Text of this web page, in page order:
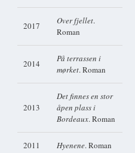
2017 Over fjellet.
Roman
2014
På terrassen i
mørket. Roman
2013
Det finnes en stor
åpen plass i
Bordeaux. Roman
2011 Hyenene. Roman